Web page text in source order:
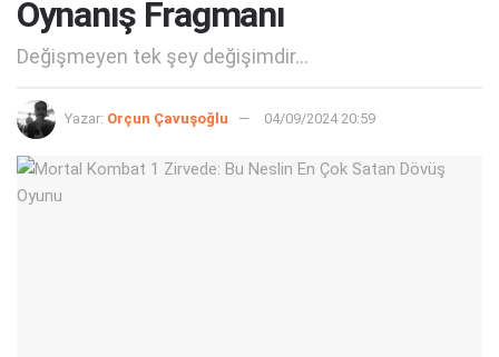
Oynanış Fragmanı
Değişmeyen tek şey değişimdir...
Yazar: Orçun Çavuşoğlu 04/09/2024 20:59